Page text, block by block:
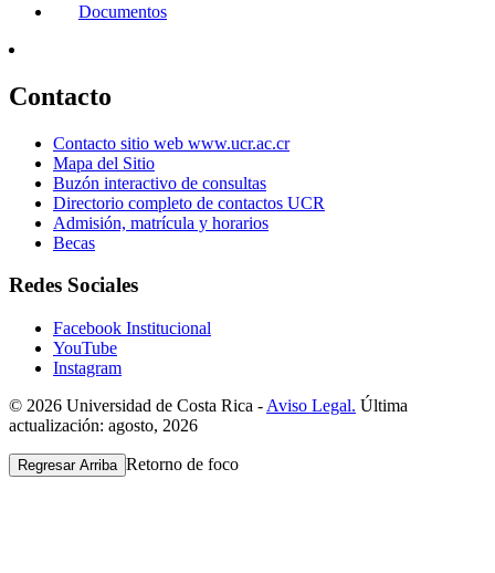
Documentos
Contacto
Contacto sitio web www.ucr.ac.cr
Mapa del Sitio
Buzón interactivo de consultas
Directorio completo de contactos UCR
Admisión, matrícula y horarios
Becas
Redes Sociales
Facebook Institucional
YouTube
Instagram
© 2026 Universidad de Costa Rica - Aviso Legal. Última
actualización: agosto, 2026
Regresar Arriba Retorno de foco